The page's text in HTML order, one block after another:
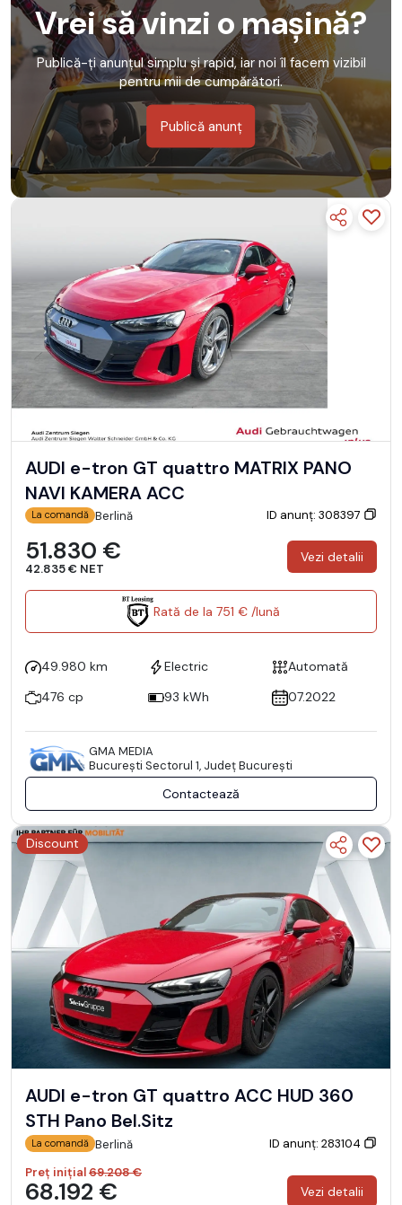
Vrei să vinzi o mașină?
Publică-ți anunțul simplu și rapid, iar noi îl facem vizibil
pentru mii de cumpărători.
Publică anunț
AUDI e-tron GT quattro MATRIX PANO
NAVI KAMERA ACC
La comandă Berlină ID anunț: 308397
51.830 €
42.835 € NET
Vezi detalii
Rată de la 751 € /lună
49.980 km Electric
Automată
476 cp
93 kWh 07.2022
GMA MEDIA
Bucureşti Sectorul 1, Județ București
Contactează
Discount
AUDI e-tron GT quattro ACC HUD 360
STH Pano Bel.Sitz
La comandă Berlină
ID anunț: 283104
Preț inițial69.208 €
68.192 € Vezi detalii